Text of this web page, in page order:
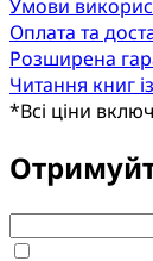
Умови
Оплата та
Розширена
Читання книг
*Всі ціни